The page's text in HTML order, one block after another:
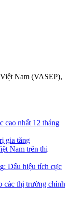
Nam (VASEP),
cao nhất 12 tháng
gia tăng
Nam trên thị
Dấu hiệu tích cực
các thị trường chính